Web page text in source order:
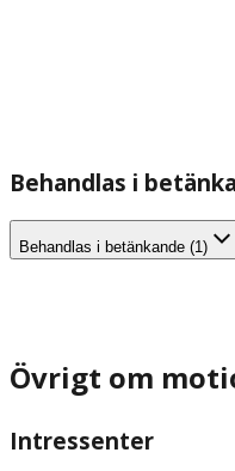
Behandlas i
Behandlas i betänkande (1)
Övrigt om
Intressenter